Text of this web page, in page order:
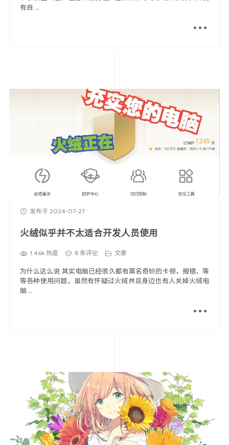
有自 ...
发布于 2024-07-27
火绒似乎并不太适合开发人员使用
1.46k 热度 8 条评论 文章
为什么这么说 其实电脑已经很久都有莫名奇妙的卡顿，报错，等
等各种使用问题，虽然有怀疑过火绒并且身边也有人关掉火绒电
脑 ...